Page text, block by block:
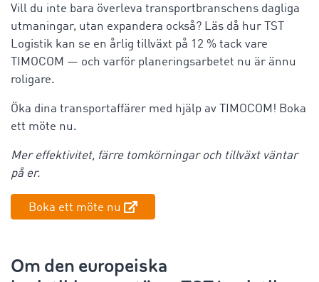
Vill du inte bara överleva transportbranschens dagliga
utmaningar, utan expandera också? Läs då hur TST
Logistik kan se en årlig tillväxt på 12 % tack vare
TIMOCOM — och varför planeringsarbetet nu är ännu
roligare.
Öka dina transportaffärer med hjälp av TIMOCOM! Boka
ett möte nu.
Mer effektivitet, färre tomkörningar och tillväxt väntar
på er.
Boka ett möte nu
Om den europeiska